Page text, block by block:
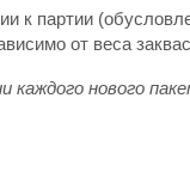
к партии
от веса
каждого нового